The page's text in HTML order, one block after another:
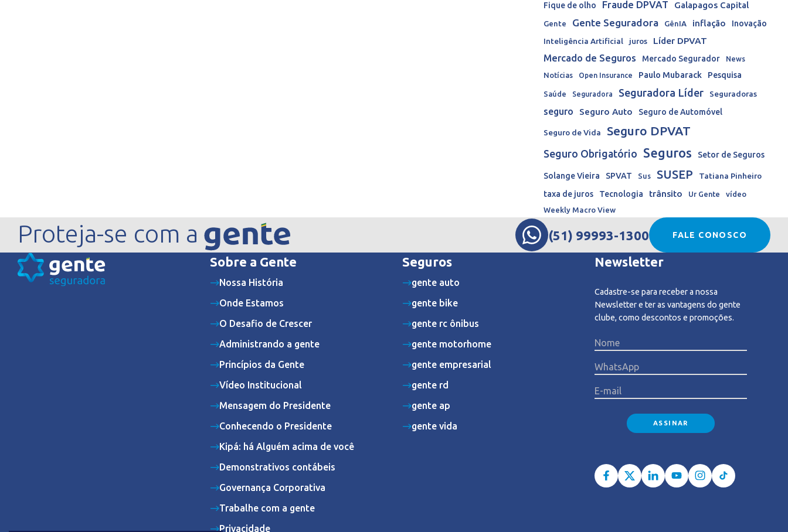
Fique de olho
Fraude DPVAT Galapagos Capital
Gente Gente Seguradora GênIA inflação
Inovação
Inteligência Artificial
juros
Líder DPVAT
Mercado de Seguros
Mercado Segurador
News
Notícias
Open Insurance Paulo Mubarack Pesquisa
Saúde Seguradora Seguradora Líder Seguradoras
seguro Seguro Auto Seguro de Automóvel
Seguro de Vida Seguro DPVAT
Seguro Obrigatório Seguros Setor de Seguros
Solange Vieira SPVAT Sus SUSEP
Tatiana Pinheiro
taxa de juros
Tecnologia trânsito Ur Gente
vídeo
Weekly Macro View
Proteja-se com a (51) 99993-1300 FALE CONOSCO
Sobre a Gente
Nossa História
Onde Estamos
O Desafio de Crescer
Administrando a gente
Princípios da Gente
Vídeo Institucional
Mensagem do Presidente
Conhecendo o Presidente
Kipá: há Alguém acima de você
Demonstrativos contábeis
Governança Corporativa
Trabalhe com a gente
Privacidade
Seguros
gente auto
gente bike
gente rc ônibus
gente motorhome
gente empresarial
gente rd
gente ap
gente vida
Newsletter
Cadastre-se para receber a nossa
Newsletter e ter as vantagens do gente
clube, como descontos e promoções.